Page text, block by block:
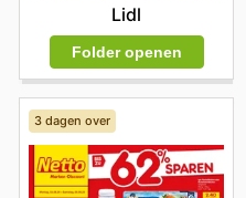
Lidl
Folder openen
3 dagen over